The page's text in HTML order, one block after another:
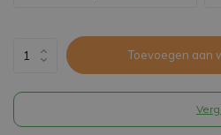
Toevoegen aan